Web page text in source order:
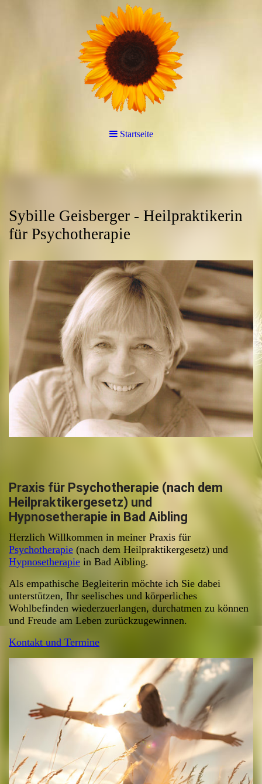
Startseite
Sybille Geisberger - Heilpraktikerin
für Psychotherapie
Praxis für Psychotherapie (nach dem
Heilpraktikergesetz) und
Hypnosetherapie in Bad Aibling
Herzlich Willkommen in meiner Praxis für
Psychotherapie (nach dem Heilpraktikergesetz) und
Hypnosetherapie in Bad Aibling.
Als empathische Begleiterin möchte ich Sie dabei
unterstützen, Ihr seelisches und körperliches
Wohlbefinden wiederzuerlangen, durchatmen zu können
und Freude am Leben zurückzugewinnen.
Kontakt und Termine